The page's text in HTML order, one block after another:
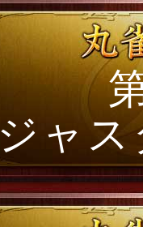
ジャ